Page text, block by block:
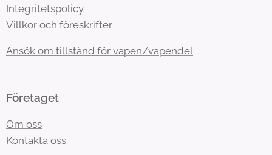
Integritetspolicy
Villkor och föreskrifter
Ansök om tillstånd för vapen/vapendel
Företaget
Om oss
Kontakta oss